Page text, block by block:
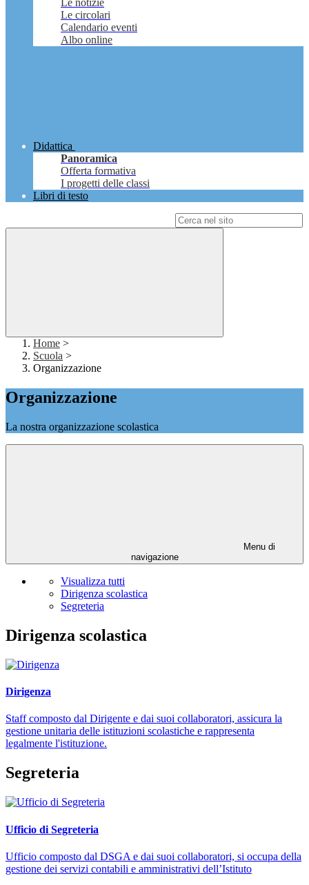
Le notizie
Le circolari
Calendario eventi
Albo online
Didattica
Panoramica
Offerta formativa
I progetti delle classi
Libri di testo
Home >
Scuola >
Organizzazione
Organizzazione
La nostra organizzazione scolastica
Menu di
navigazione
Visualizza tutti
Dirigenza scolastica
Segreteria
Dirigenza scolastica
Dirigenza
Staff composto dal Dirigente e dai suoi collaboratori, assicura la
gestione unitaria delle istituzioni scolastiche e rappresenta
legalmente l'istituzione.
Segreteria
Ufficio di Segreteria
Ufficio composto dal DSGA e dai suoi collaboratori, si occupa della
gestione dei servizi contabili e amministrativi dell’Istituto